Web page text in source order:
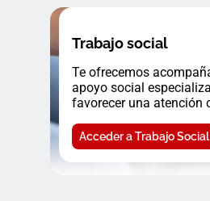
Trabajo social
Te ofrecemos
apoyo social
favorecer una atención
Acceder a Trabajo Social